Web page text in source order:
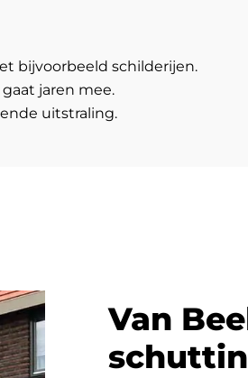
bijvoorbeeld schilderijen.
jaren mee.
uitstraling.
Van